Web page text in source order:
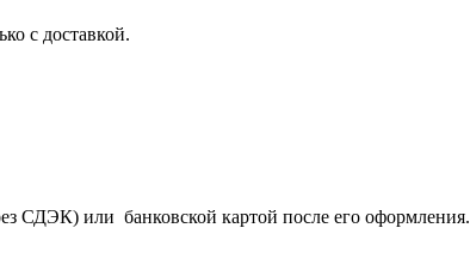
с доставкой.
СДЭК) или банковской картой после его оформления.